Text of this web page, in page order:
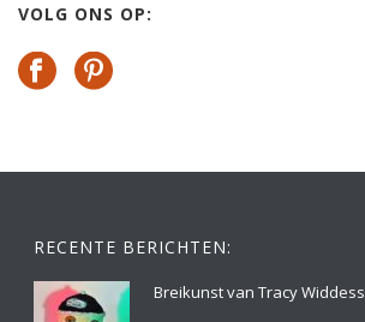
VOLG ONS OP:
RECENTE BERICHTEN:
Breikunst van Tracy Widdess